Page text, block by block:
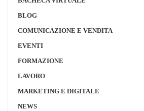
BLOG
COMUNICAZIONE E VENDITA
EVENTI
FORMAZIONE
LAVORO
MARKETING E DIGITALE
NEWS